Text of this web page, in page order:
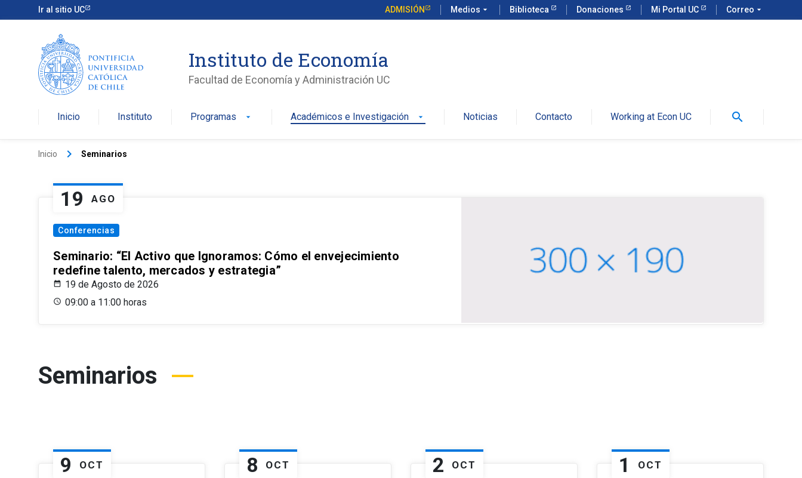
Ir al sitio UC ADMISIÓN Medios arrow_drop_down Biblioteca Donaciones Mi Portal UC Correo arrow_drop_down
Instituto de Economía
Facultad de Economía y Administración UC
Inicio Instituto Programas arrow_drop_down Académicos e Investigación arrow_drop_down Noticias Contacto Working at Econ UC search
Inicio keyboard_arrow_right Seminarios
19 AGO
Conferencias
Seminario: “El Activo que Ignoramos: Cómo el envejecimiento
redefine talento, mercados y estrategia”
19 de Agosto de 2026
09:00 a 11:00 horas
Seminarios
9 OCT 8 OCT 2 OCT 1 OCT